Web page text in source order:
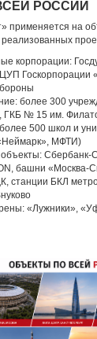
РОССИИ
применяется на
корпорации:
Госкорпорации
более 300
ГКБ № 15 им.
500 школ и
МФТИ)
Сбербанк-
башни «Москва-
станции БКЛ
«Лужники»,